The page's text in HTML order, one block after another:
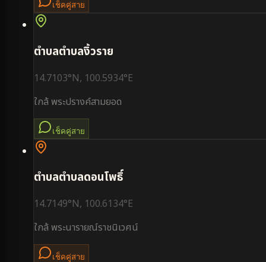
เช็คคู่สาย
ตำบลตำบลงิ้วราย
14.7103°N, 100.5934°E
ใกล้พระปรางค์สามยอด
เช็คคู่สาย
ตำบลตำบลดอนโพธิ์
14.7149°N, 100.6134°E
ใกล้พระนารายณ์ราชนิเวศน์
เช็คคู่สาย